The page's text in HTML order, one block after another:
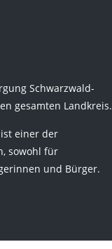
Schwarzwald-
gesamten Landkreis.
einer der
sowohl für
und Bürger.